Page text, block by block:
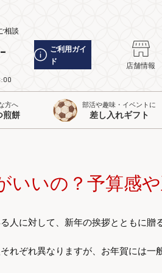
相談
ご利用ガイ
ド
店舗情報
方へ
煎餅
部活や趣味・イベントに
差し入れギフト
いいの？予算感
人に対して、新年の挨拶とともに贈
れぞれ異なりますが、お年賀には一